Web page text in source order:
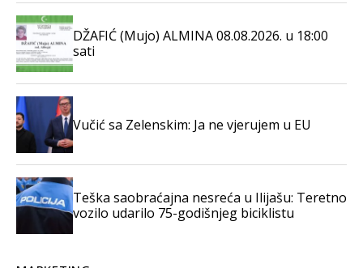
DŽAFIĆ (Mujo) ALMINA 08.08.2026. u 18:00
sati
Vučić sa Zelenskim: Ja ne vjerujem u EU
Teška saobraćajna nesreća u Ilijašu: Teretno
vozilo udarilo 75-godišnjeg biciklistu